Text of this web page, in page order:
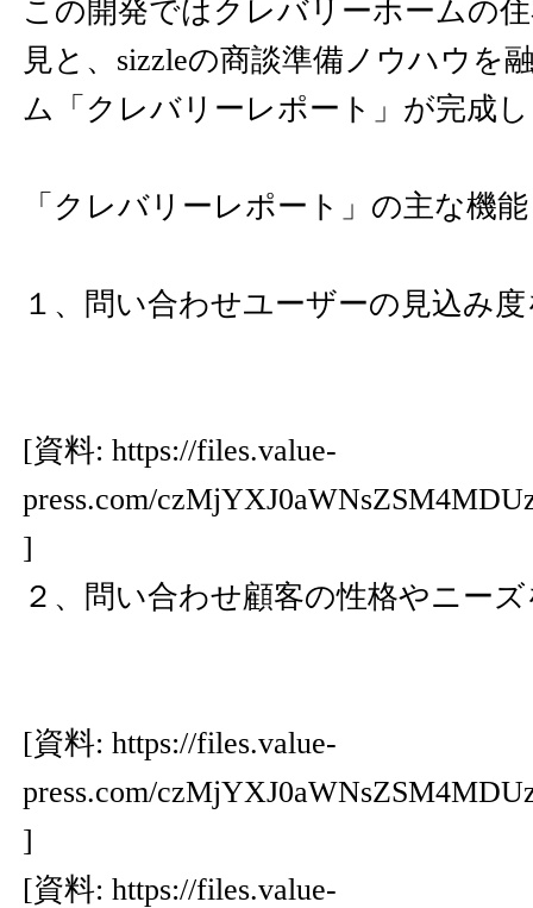
この開発ではクレバリーホームの
見と、sizzleの商談準備ノウハウを
ム「クレバリーレポート」が完成
「クレバリーレポート」の主な機能
１、問い合わせユーザーの見込み
[資料: https://files.value-
press.com/
]
２、問い合わせ顧客の性格やニー
[資料: https://files.value-
press.com/
]
[資料: https://files.value-